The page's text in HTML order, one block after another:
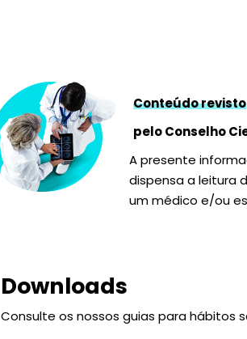
Conteúdo revisto
pelo Conselho
A presente
dispensa a leitura
um médico e/ou
Downloads
Consulte os nossos guias para hábitos